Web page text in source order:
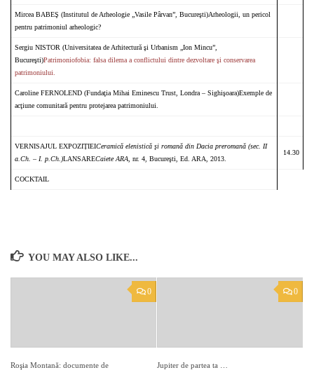
Mircea BABEŞ (Institutul de Arheologie „Vasile Pârvan”, Bucureşti)Arheologii, un pericol
pentru patrimoniul arheologic?
Sergiu NISTOR (Universitatea de Arhitectură şi Urbanism „Ion Mincu”,
Bucureşti)Patrimoniofobia: falsa dilema a conflictului dintre dezvoltare şi conservarea
patrimoniului.
Caroline FERNOLEND (Fundaţia Mihai Eminescu Trust, Londra – Sighişoara)Exemple de
acţiune comunitară pentru protejarea patrimoniului.
VERNISAJUL EXPOZIȚIEICeramică elenistică şi romană din Dacia preromană (sec. II
a.Ch. – I. p.Ch.)LANSARECaiete ARA, nr. 4, Bucureşti, Ed. ARA, 2013.
14.30
COCKTAIL
YOU MAY ALSO LIKE...
0
Roşia Montană: documente de
0
Jupiter de partea ta …